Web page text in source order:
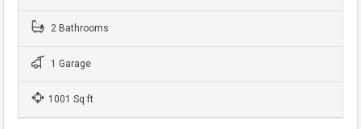
2 Bathrooms
1 Garage
1001 Sq ft